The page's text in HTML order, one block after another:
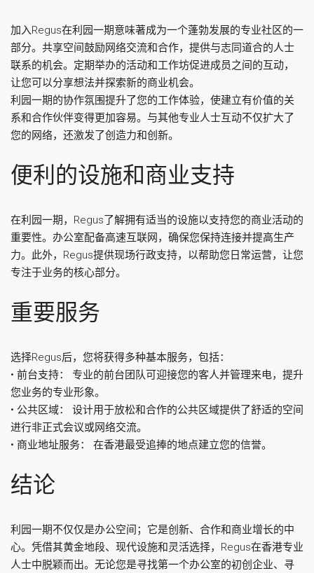
加入Regus在利园一期意味著成为一个蓬勃发展的专业社区的一
部分。共享空间鼓励网络交流和合作，提供与志同道合的人士
联系的机会。定期举办的活动和工作坊促进成员之间的互动，
让您可以分享想法并探索新的商业机会。
利园一期的协作氛围提升了您的工作体验，使建立有价值的关
系和合作伙伴变得更加容易。与其他专业人士互动不仅扩大了
您的网络，还激发了创造力和创新。
便利的设施和商业支持
在利园一期，Regus了解拥有适当的设施以支持您的商业活动的
重要性。办公室配备高速互联网，确保您保持连接并提高生产
力。此外，Regus提供现场行政支持，以帮助您日常运营，让您
专注于业务的核心部分。
重要服务
选择Regus后，您将获得多种基本服务，包括：
• 前台支持： 专业的前台团队可迎接您的客人并管理来电，提升
您业务的专业形象。
• 公共区域： 设计用于放松和合作的公共区域提供了舒适的空间
进行非正式会议或网络交流。
• 商业地址服务： 在香港最受追捧的地点建立您的信誉。
结论
利园一期不仅仅是办公空间；它是创新、合作和商业增长的中
心。凭借其黄金地段、现代设施和灵活选择，Regus在香港专业
人士中脱颖而出。无论您是寻找第一个办公室的初创企业、寻